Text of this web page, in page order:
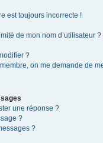
est toujours incorrecte !
de mon nom d’utilisateur ?
?
membre, on me demande de
une réponse ?
?
?